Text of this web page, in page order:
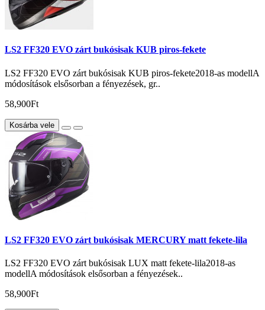
LS2 FF320 EVO zárt bukósisak KUB piros-fekete
LS2 FF320 EVO zárt bukósisak KUB piros-fekete2018-as modellA
módosítások elsősorban a fényezések, gr..
58,900Ft
Kosárba vele
LS2 FF320 EVO zárt bukósisak MERCURY matt fekete-lila
LS2 FF320 EVO zárt bukósisak LUX matt fekete-lila2018-as
modellA módosítások elsősorban a fényezések..
58,900Ft